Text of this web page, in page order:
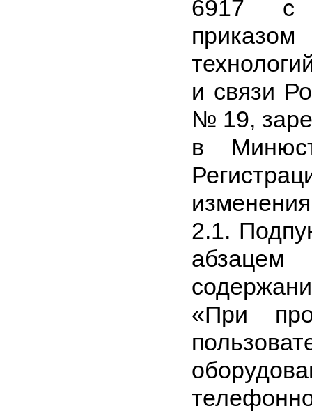
6917 с
и связи
№ 19,
в
2.1.
абзацем
«При